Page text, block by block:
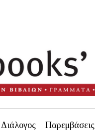
Διάλογος Παρεμβάσεις